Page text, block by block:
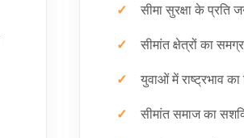
सीमा सुरक्षा के प्रति
सीमांत क्षेत्रों का
युवाओं में राष्ट्रभाव का
सीमांत समाज का